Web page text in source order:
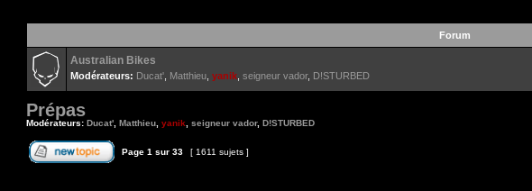
Forum
Australian Bikes
Modérateurs: Ducat' Matthieu yanik seigneur vador, D!STURBED
Prépas
Modérateurs: Ducat' Matthieu yanik seigneur vador, D!STURBED
Page 1 sur 33 [ 1611 sujets ]